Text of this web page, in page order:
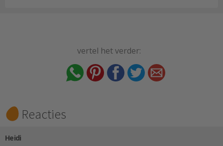
vertel het verder:
Reacties
Heidi